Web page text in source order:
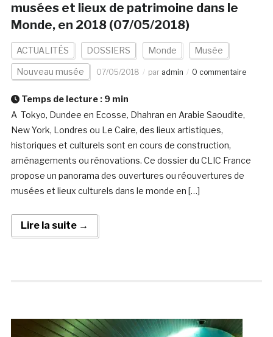
musées et lieux de patrimoine dans le
Monde, en 2018 (07/05/2018)
ACTUALITÉS DOSSIERS Monde Musée
Nouveau musée 07/05/2018 par admin 0 commentaire
Temps de lecture : 9 min
A Tokyo, Dundee en Ecosse, Dhahran en Arabie Saoudite,
New York, Londres ou Le Caire, des lieux artistiques,
historiques et culturels sont en cours de construction,
aménagements ou rénovations. Ce dossier du CLIC France
propose un panorama des ouvertures ou réouvertures de
musées et lieux culturels dans le monde en […]
Lire la suite →